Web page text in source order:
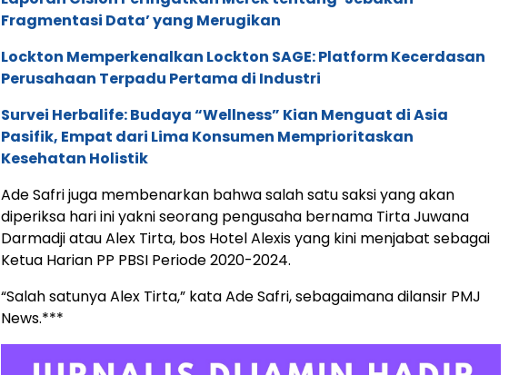
Fragmentasi Data’ yang Merugikan
Lockton Memperkenalkan Lockton SAGE: Platform Kecerdasan
Perusahaan Terpadu Pertama di Industri
Survei Herbalife: Budaya “Wellness” Kian Menguat di Asia
Pasifik, Empat dari Lima Konsumen Memprioritaskan
Kesehatan Holistik
Ade Safri juga membenarkan bahwa salah satu saksi yang akan
diperiksa hari ini yakni seorang pengusaha bernama Tirta Juwana
Darmadji atau Alex Tirta, bos Hotel Alexis yang kini menjabat sebagai
Ketua Harian PP PBSI Periode 2020-2024.
“Salah satunya Alex Tirta,” kata Ade Safri, sebagaimana dilansir PMJ
News.***